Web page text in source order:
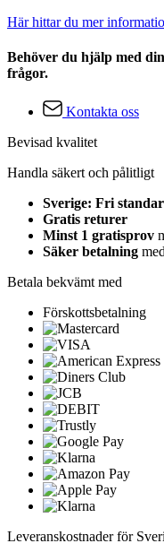
Här hittar du mer
Behöver du hjälp med
frågor.
Kontakta oss
Bevisad kvalitet
Handla säkert och pålitligt
Sverige: Fri
Gratis returer
Minst 1 gratisprov
Säker betalning
Betala bekvämt med
Förskottsbetalning
Leveranskostnader för